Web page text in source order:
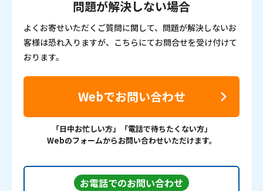
問題が解決しない場合
よくお寄せいただくご質問に関して、問題が解決しないお
客様は恐れ入りますが、こちらにてお問合せを受け付けて
おります。
Webでお問い合わせ
「日中お忙しい方」「電話で待ちたくない方」
Webのフォームからお問い合わせいただけます。
お電話でのお問い合わせ